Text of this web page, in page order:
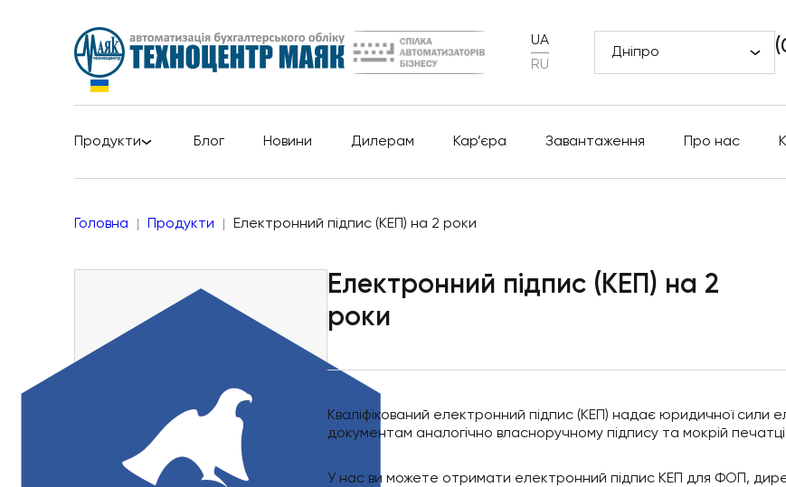
UA
RU
Дніпро
Продукти Блог Новини Дилерам Кар’єра Завантаження Про нас
Головна Продукти Електронний підпис (КЕП) на 2 роки
Електронний підпис (КЕП) на 2
роки
Кваліфікований електронний підпис (КЕП) надає юридичної сили
документам аналогічно власноручному підпису та мокрій
У нас ви можете отримати електронний підпис КЕП для ФОП,